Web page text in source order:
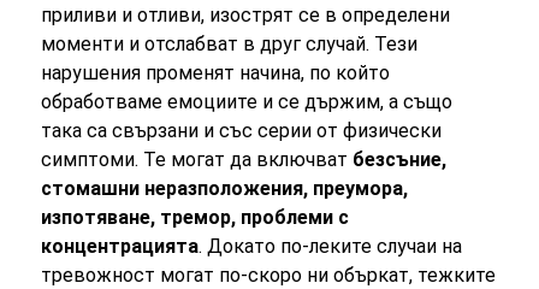
приливи и отливи, изострят се в определени
моменти и отслабват в друг случай. Тези
нарушения променят начина, по който
обработваме емоциите и се държим, а също
така са свързани и със серии от физически
симптоми. Те могат да включват безсъние,
стомашни неразположения, преумора,
изпотяване, тремор, проблеми с
концентрацията. Докато по-леките случаи на
тревожност могат по-скоро ни объркат, тежките